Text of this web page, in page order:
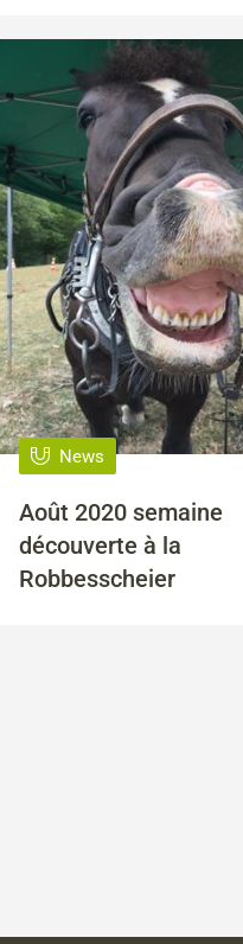
News
Août 2020 semaine
découverte à la
Robbesscheier